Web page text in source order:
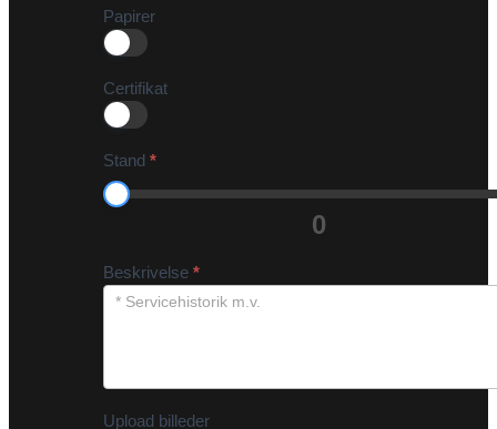
Papirer
Certifikat
Stand *
0
Beskrivelse *
Upload billeder